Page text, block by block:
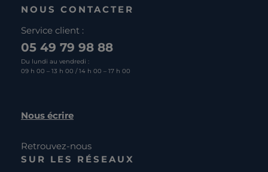
NOUS CONTACTER
Service client :
05 49 79 98 88
Du lundi au vendredi :
09 h 00 – 13 h 00 / 14 h 00 – 17 h 00
Nous écrire
Retrouvez-nous
SUR LES RÉSEAUX